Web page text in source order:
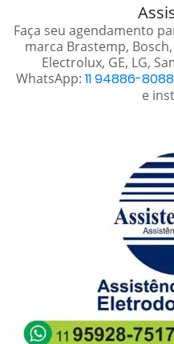
Faça seu agendamento
marca Brastemp,
Electrolux, GE, LG,
WhatsApp: 11 94886-8088
e